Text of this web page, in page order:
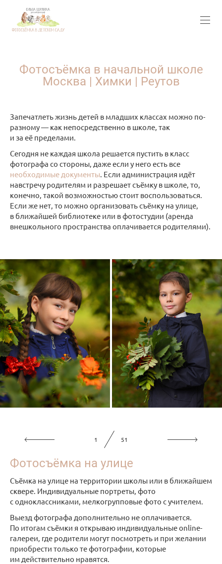
Фотосъёмка в начальной школе
Москва | Химки | Реутов
Запечатлеть жизнь детей в младших классах можно по-
разному — как непосредственно в школе, так
и за её пределами.
Сегодня не каждая школа решается пустить в класс
фотографа со стороны, даже если у него есть все
необходимые документы. Если администрация идёт
навстречу родителям и разрешает съёмку в школе, то,
конечно, такой возможностью стоит воспользоваться.
Если же нет, то можно организовать съёмку на улице,
в ближайшей библиотеке или в фотостудии (аренда
внешкольного пространства оплачивается родителями).
1 51
Фотосъёмка на улице
Съёмка на улице на территории школы или в ближайшем
сквере. Индивидуальные портреты, фото
с одноклассниками, мелкогрупповые фото с учителем.
Выезд фотографа дополнительно не оплачивается.
По итогам съёмки я открываю индивидуальные online-
галереи, где родители могут посмотреть и при желании
приобрести только те фотографии, которые
им действительно нравятся.